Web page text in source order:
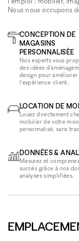
Nous nous occupons
CONCEPTION DE
MAGASINS
PERSONNALISÉE
Nos experts vous
des idées
design pour améliorer
l'expérience client.
LOCATION DE
Louez directement
mobilier de votre
personnalisé, sans
DONNÉES &
Mesurez et
succès grâce à nos
analyses simplifiées.